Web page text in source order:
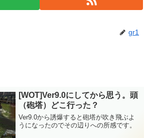
gr1
[WOT]Ver9.0にしてから思う。頭
（砲塔）どこ行った？
Ver9.0から誘爆すると砲塔が吹き飛ぶよ
うになったのでその辺りへの所感です。